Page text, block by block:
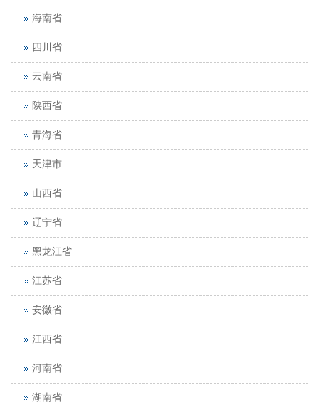
海南省
四川省
云南省
陕西省
青海省
天津市
山西省
辽宁省
黑龙江省
江苏省
安徽省
江西省
河南省
湖南省